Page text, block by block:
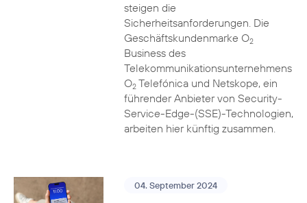
steigen die
Sicherheitsanforderungen. Die
Geschäftskundenmarke O2
Business des
Telekommunikationsunternehmens
O2Telefónica und Netskope, ein
führender Anbieter von Security-
Service-Edge-(SSE)-Technologien,
arbeiten hier künftig zusammen.
04. September 2024